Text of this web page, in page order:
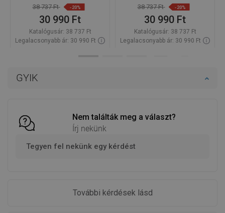
GYIK
Nem találták meg a választ?
Írj nekünk
Tegyen fel nekünk egy kérdést
További kérdések lásd
20
38 737 Ft -20%
30 990 Ft
Katalógusár: 38 737 Ft
Legalacsonyabb ár: 30 990 Ft
38 737 Ft -20%
30 990 Ft
Katalógusár: 38 737 Ft
Legalacsonyabb ár: 30 990 Ft